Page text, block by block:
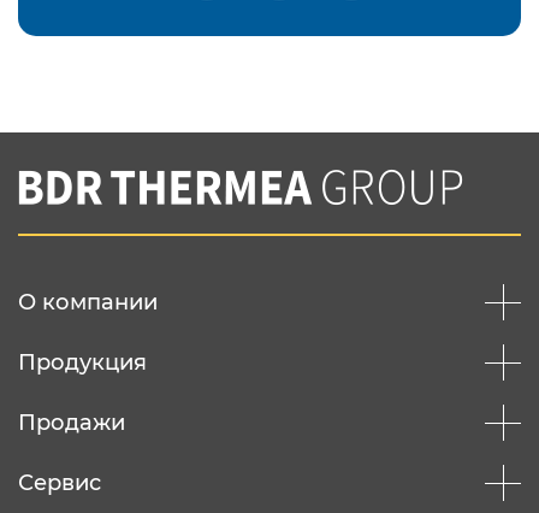
Подтвердить e-mail
Вы соглашаетесь с нашей политикой
конфеденциальности
О компании
Продукция
Продажи
Сервис